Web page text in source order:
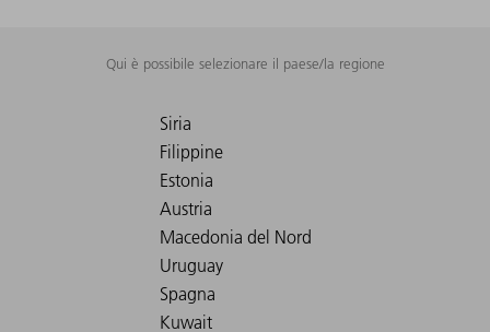
Qui è possibile selezionare il paese/la regione